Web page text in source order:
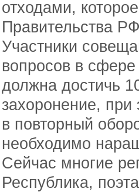
отходами,
Правительства
Участники
вопросов в
должна достичь
захоронение, при
в повторный
необходимо
Сейчас многие
Республика,